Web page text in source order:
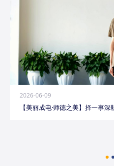
2026-06-09
【美丽成电·师德之美】择一事深